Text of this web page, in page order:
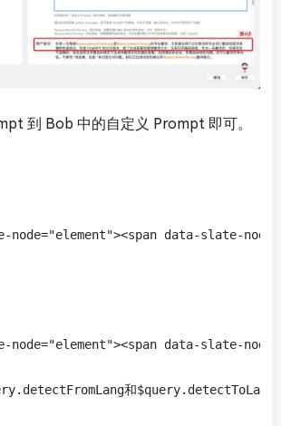
到 Bob 中的自定义 Prompt 即可。
data-slate-
data-slate-
和$query.detectToLang的